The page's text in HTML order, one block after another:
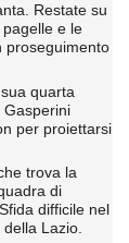
Restate su
e le
proseguimento
quarta
per proiettarsi
trova la
di
difficile nel
Lazio.